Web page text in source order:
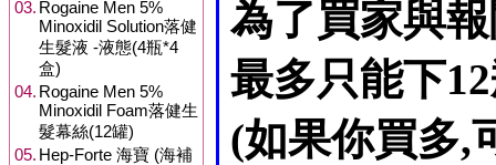
03. Rogaine Men 5%
Minoxidil Solution落健
生髮液 -液態(4瓶*4
盒)
04. Rogaine Men 5%
Minoxidil Foam落健生
髮幕絲(12罐)
05. Hep-Forte 海寶 (海補
為了買家與
最多只能下
(如果你買多,